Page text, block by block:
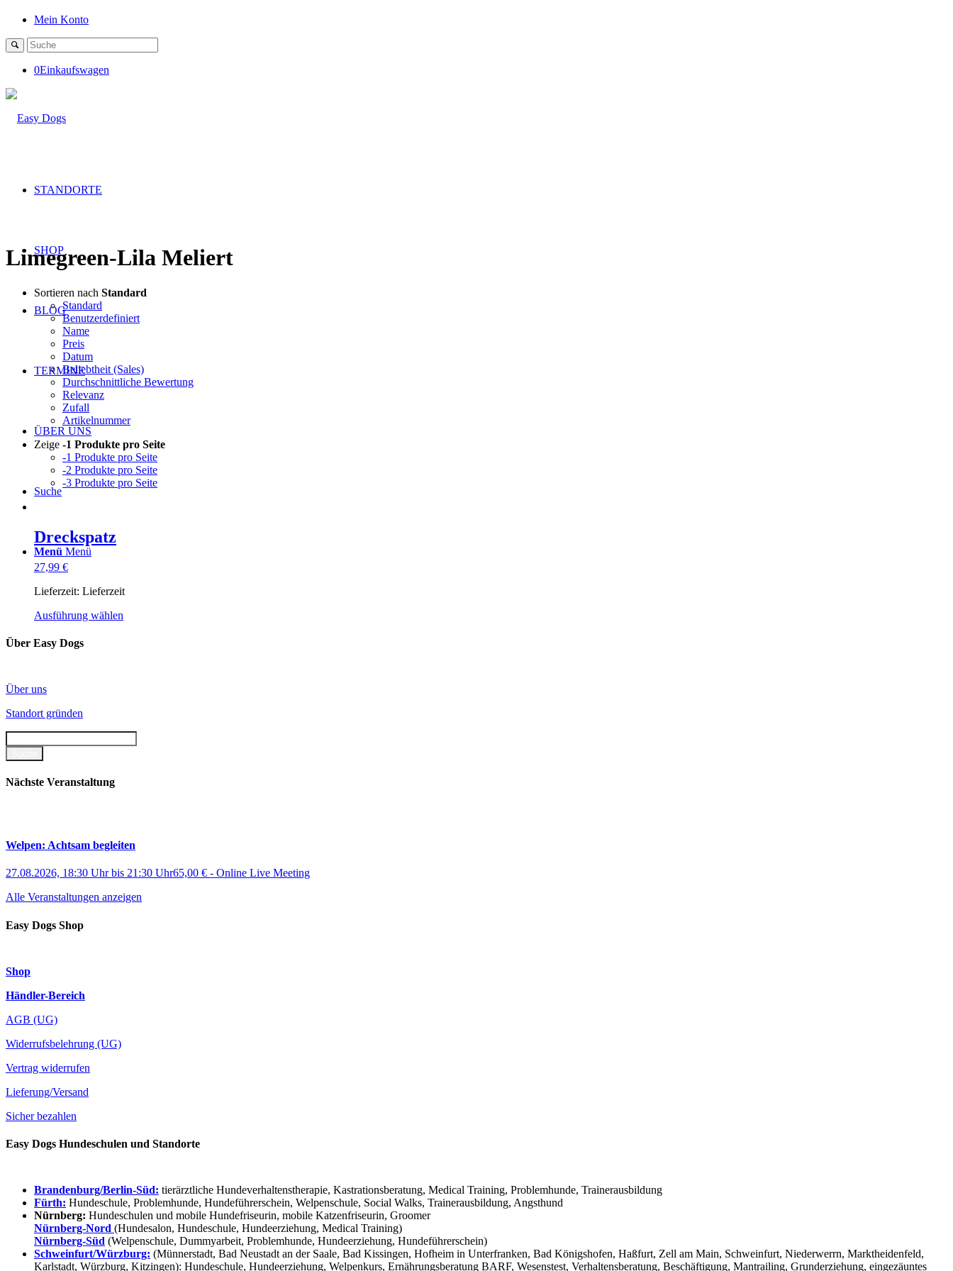
Mein Konto
0Einkaufswagen
STANDORTE
SHOP
BLOG
TERMINE
ÜBER UNS
Suche
Menü Menü
Limegreen-Lila Meliert
Sortieren nach Standard
Standard
Benutzerdefiniert
Name
Preis
Datum
Beliebtheit (Sales)
Durchschnittliche Bewertung
Relevanz
Zufall
Artikelnummer
Zeige -1 Produkte pro Seite
-1 Produkte pro Seite
-2 Produkte pro Seite
-3 Produkte pro Seite
Dreckspatz
27,99 €
Lieferzeit: Lieferzeit
Ausführung wählen
auf
der
Über Easy Dogs
Über uns
Standort gründen
Nächste Veranstaltung
Welpen: Achtsam begleiten
27.08.2026, 18:30 Uhrbis 21:30 Uhr65,00 € - Online Live Meeting
Alle Veranstaltungen anzeigen
Easy Dogs Shop
Shop
Händler-Bereich
AGB (UG)
Widerrufsbelehrung (UG)
Vertrag widerrufen
Lieferung/Versand
Sicher bezahlen
Easy Dogs Hundeschulen und Standorte
Brandenburg/Berlin-Süd: tierärztliche Hundeverhaltenstherapie, Kastrationsberatung, Medical Training, Problemhunde, Trainerausbildung
Fürth: Hundeschule, Problemhunde, Hundeführerschein, Welpenschule, Social Walks, Trainerausbildung, Angsthund
Nürnberg: Hundeschulen und mobile Hundefriseurin, mobile Katzenfriseurin, Groomer
Nürnberg-Nord (Hundesalon, Hundeschule, Hundeerziehung, Medical Training)
Nürnberg-Süd (Welpenschule, Dummyarbeit, Problemhunde, Hundeerziehung, Hundeführerschein)
Schweinfurt/Würzburg: (Münnerstadt, Bad Neustadt an der Saale, Bad Kissingen, Hofheim in Unterfranken, Bad Königshofen, Haßfurt, Zell am Main, Schweinfurt, Niederwerrn, Marktheidenfeld,
Karlstadt, Würzburg, Kitzingen): Hundeschule, Hundeerziehung, Welpenkurs, Ernährungsberatung BARF, Wesenstest, Verhaltensberatung, Beschäftigung, Mantrailing, Grunderziehung, eingezäuntes